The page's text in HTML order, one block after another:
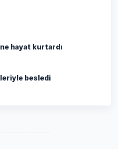
hayat kurtardı
besledi